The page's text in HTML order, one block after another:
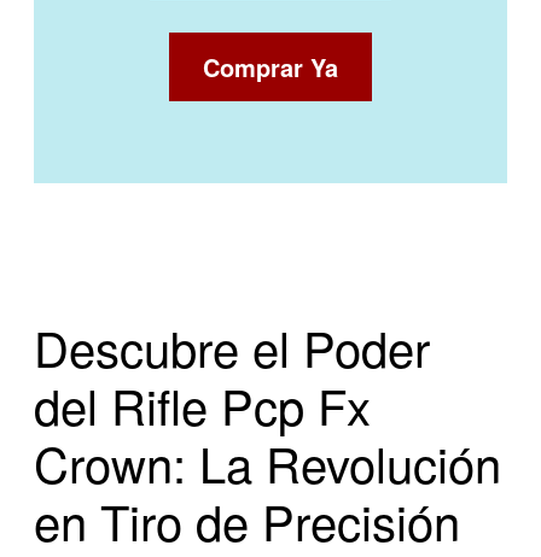
Comprar Ya
Descubre el Poder
del Rifle Pcp Fx
Crown: La Revolución
en Tiro de Precisión